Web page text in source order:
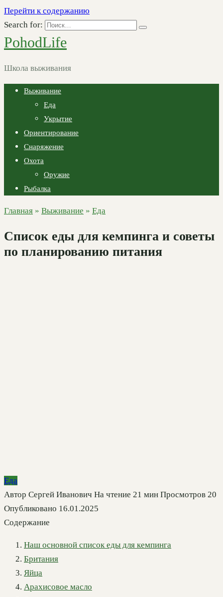
Перейти к содержанию
Search for:
PohodLife
Школа выживания
Выживание
Еда
Укрытие
Ориентирование
Снаряжение
Охота
Оружие
Рыбалка
Главная » Выживание » Еда
Список еды для кемпинга и советы
по планированию питания
Еда
Автор Сергей Иванович На чтение 21 мин Просмотров 20
Опубликовано 16.01.2025
Содержание
Наш основной список еды для кемпинга
Британия
Яйца
Арахисовое масло